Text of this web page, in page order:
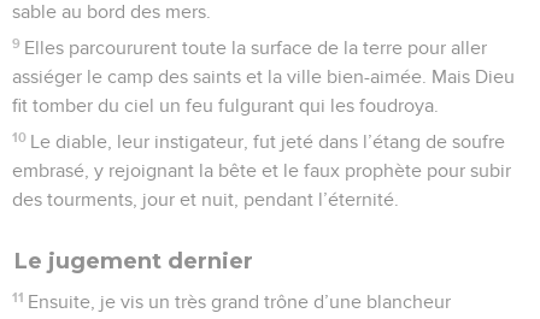
sable au bord des mers.
9 Elles parcoururent toute la surface de la terre pour aller
assiéger le camp des saints et la ville bien-aimée. Mais Dieu
fit tomber du ciel un feu fulgurant qui les foudroya.
10 Le diable, leur instigateur, fut jeté dans l’étang de soufre
embrasé, y rejoignant la bête et le faux prophète pour subir
des tourments, jour et nuit, pendant l’éternité.
Le jugement dernier
11 Ensuite, je vis un très grand trône d’une blancheur